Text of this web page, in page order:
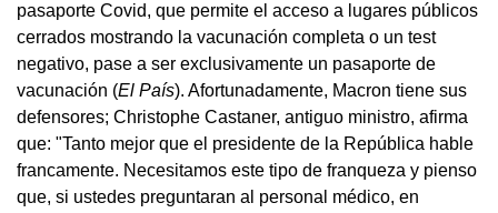
pasaporte Covid, que permite el acceso a lugares públicos
cerrados mostrando la vacunación completa o un test
negativo, pase a ser exclusivamente un pasaporte de
vacunación (El País). Afortunadamente, Macron tiene sus
defensores; Christophe Castaner, antiguo ministro, afirma
que: "Tanto mejor que el presidente de la República hable
francamente. Necesitamos este tipo de franqueza y pienso
que, si ustedes preguntaran al personal médico, en